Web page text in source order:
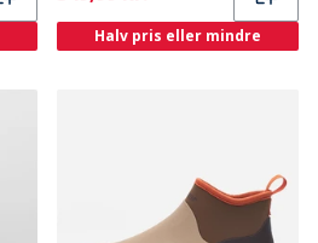
Halv pris eller mindre